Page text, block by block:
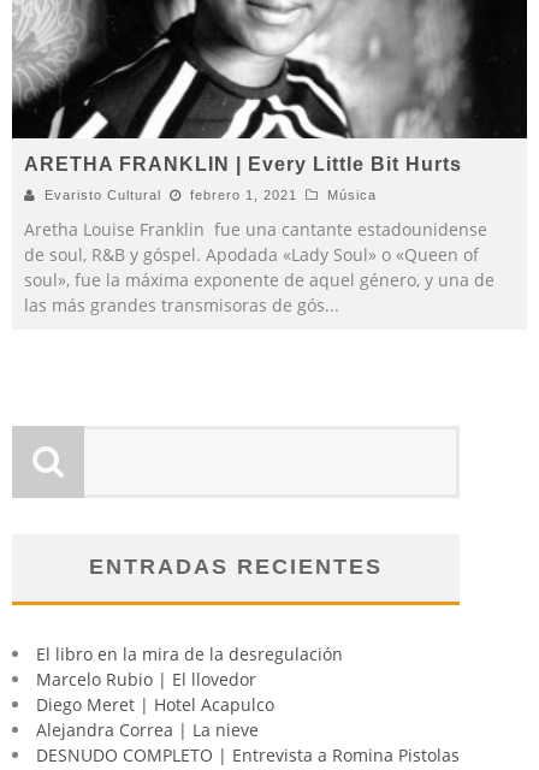
ARETHA FRANKLIN | Every Little Bit Hurts
Evaristo Cultural febrero 1, 2021 Música
Aretha Louise Franklin ​​​ fue una cantante estadounidense
de soul, R&B y góspel. Apodada «Lady Soul» o «Queen of
soul», fue la máxima exponente de aquel género, y una de
las más grandes transmisoras de gós...
ENTRADAS RECIENTES
El libro en la mira de la desregulación
Marcelo Rubio | El llovedor
Diego Meret | Hotel Acapulco
Alejandra Correa | La nieve
DESNUDO COMPLETO | Entrevista a Romina Pistolas